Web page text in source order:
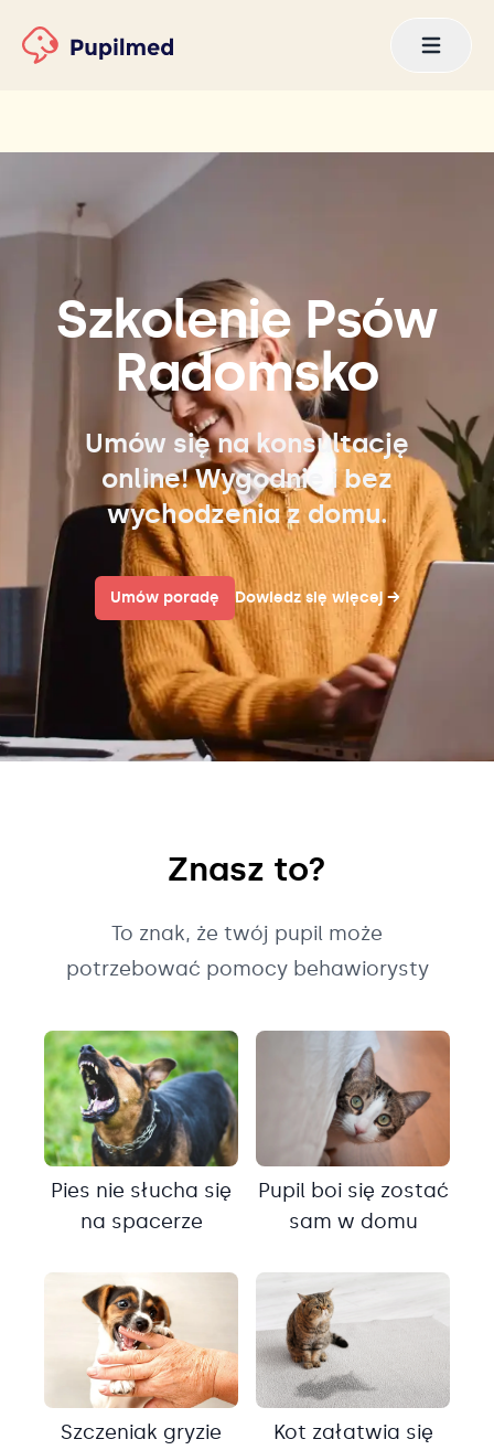
Szkolenie Psów
Radomsko
Umów się na konsultację
online! Wygodnie i bez
wychodzenia z domu.
Umów poradę Dowiedz się więcej→
Znasz to?
To znak, że twój pupil może
potrzebować pomocy behawiorysty
Pies nie słucha się
na spacerze
Pupil boi się zostać
sam w domu
Szczeniak gryzie
Kot załatwia się